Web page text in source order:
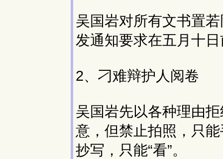
吴国岩对所有文书置
发通知要求在五月十
2、刁难辩护人阅卷
吴国岩先以各种理由
意，但禁止拍照，只
抄写，只能“看”。